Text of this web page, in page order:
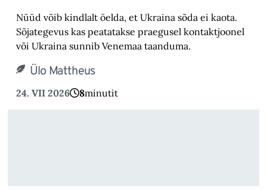
Nüüd võib kindlalt öelda, et Ukraina sõda ei kaota.
Sõjategevus kas peatatakse praegusel kontaktjoonel
või Ukraina sunnib Venemaa taanduma.
Ülo Mattheus
24. VII 2026 8minutit